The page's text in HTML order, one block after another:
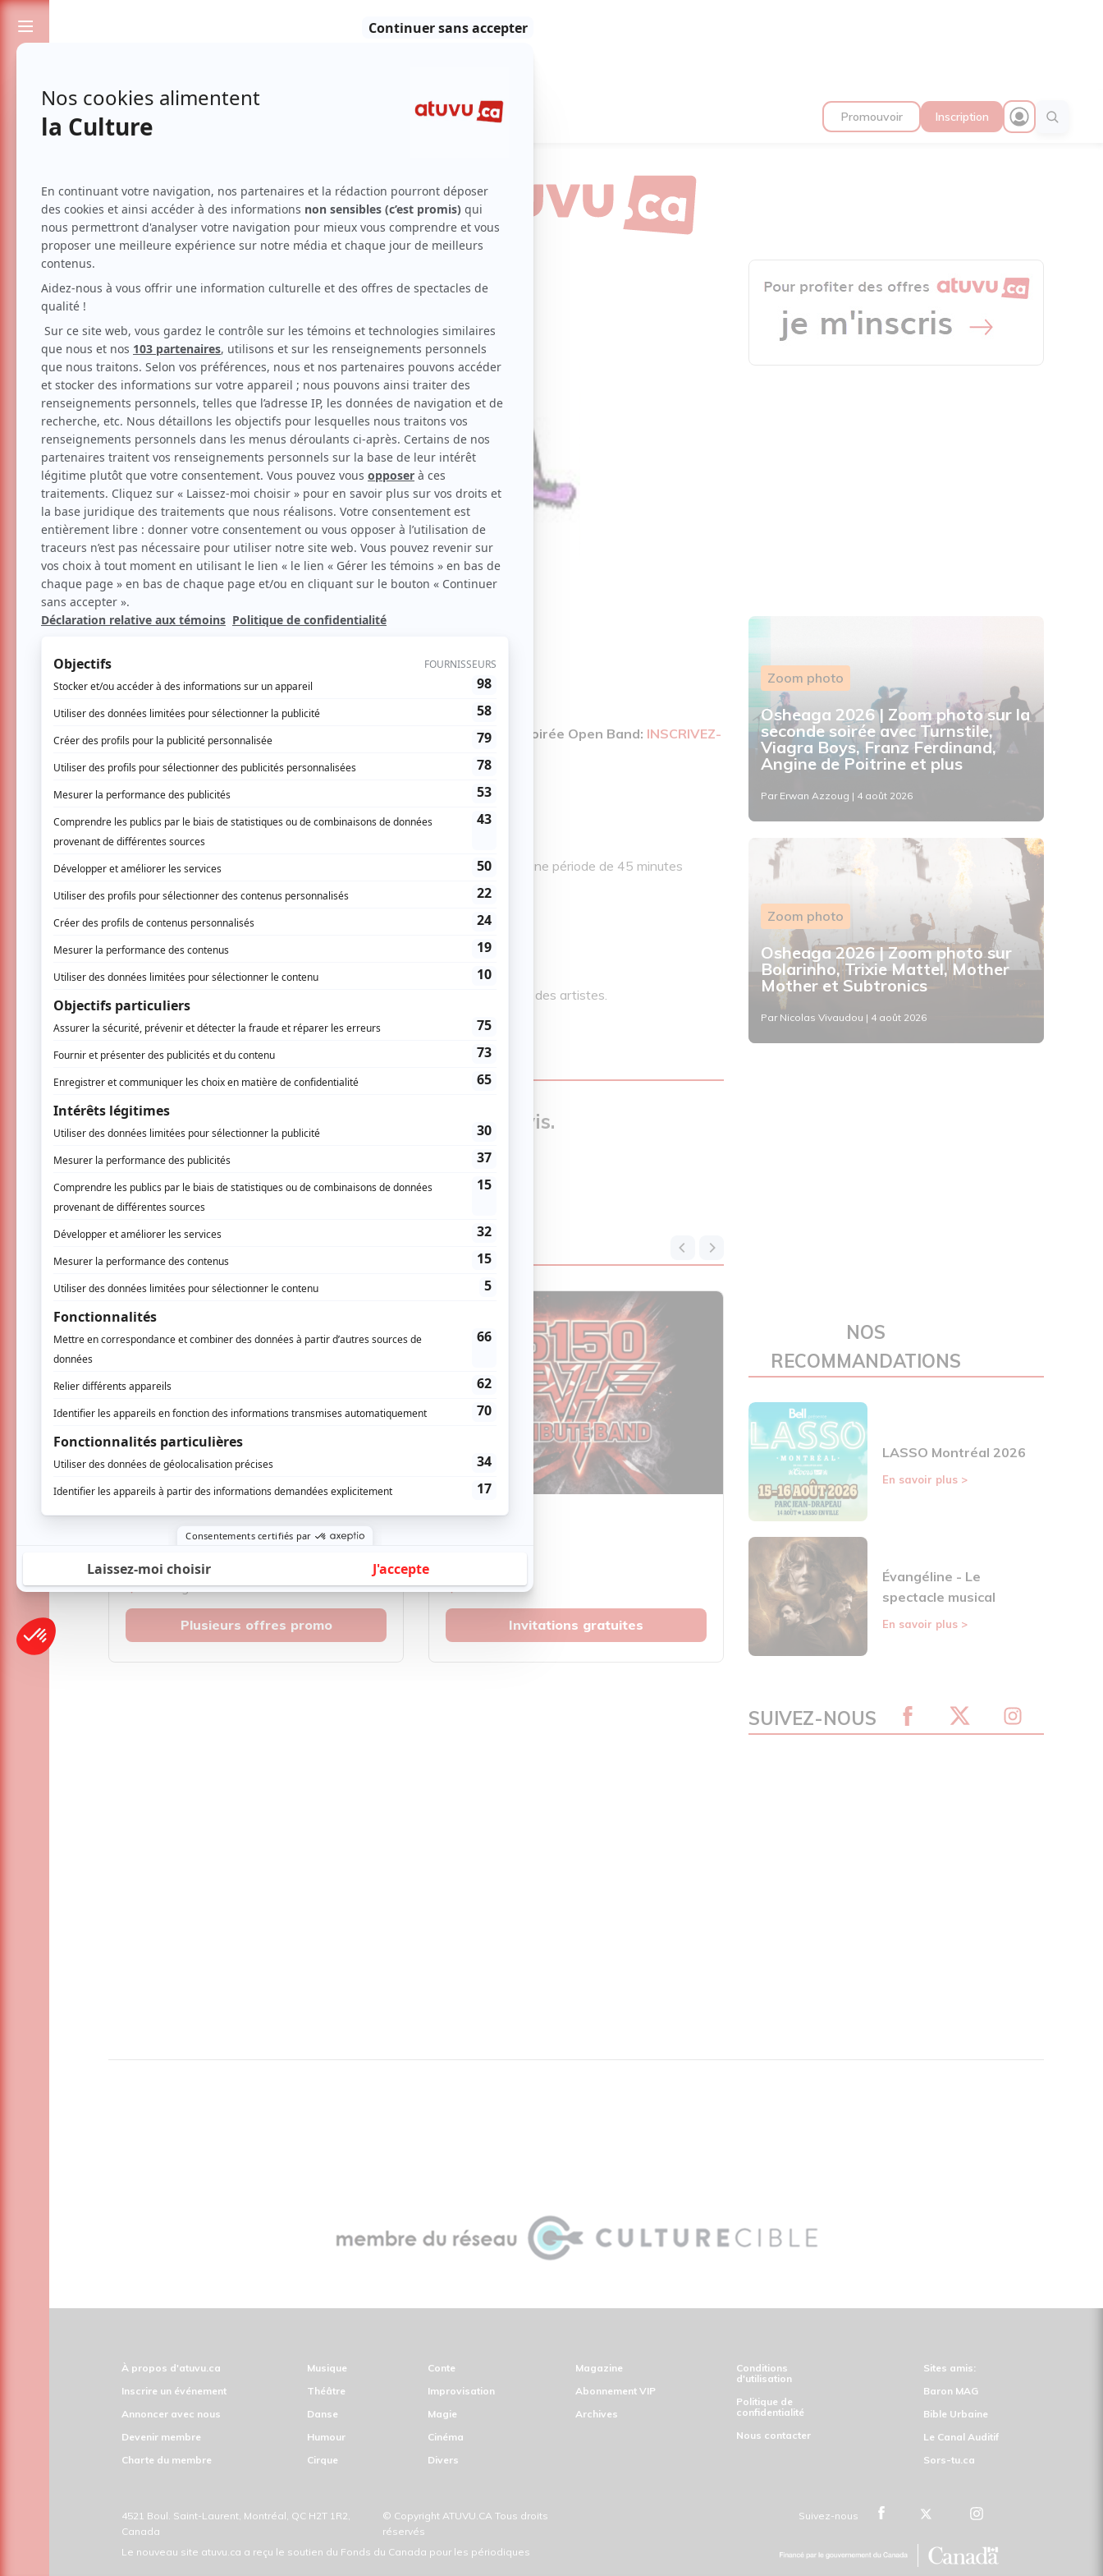
Passionnés de spectacles et de culture Promouvoir Inscription
Musique
Aucune offre promotionnelle disponible
Soyez les premiers avisés dès qu'il y aura une offre promo pour Soirée Open Band: INSCRIVEZ-
La Voix de la relève présente une "Soirée Open Band"
Des groupes de la Relève se présentent sur la scène de La Ripaille pour une période de 45 minutes
chacun. Le style musical de ces soirées se situe au niveau du pop rock.
pour entendre des extraits des artistes.
AUCUN COMMENTAIRE
Vous devez être connecté pour donner un avis.
Connectez-vous ici.
TOUTES LES OFFRES
Festival Colline
Musique Québécoise Pop franco Variété
Lac-Mégantic
Plusieurs offres promo
Musique Rock
Lavaltrie
Invitations gratuites
Zoom photo
Osheaga 2026 | Zoom photo sur la
seconde soirée avec Turnstile,
Viagra Boys, Franz Ferdinand,
Angine de Poitrine et plus
Par Erwan Azzoug | 4 août 2026
Zoom photo
Osheaga 2026 | Zoom photo sur
Bolarinho, Trixie Mattel, Mother
Mother et Subtronics
Par Nicolas Vivaudou | 4 août 2026
NOS
RECOMMANDATIONS
LASSO Montréal 2026
En savoir plus >
Évangéline - Le
spectacle musical
En savoir plus >
SUIVEZ-NOUS
À propos d'atuvu.ca
Inscrire un événement
Annoncer avec nous
Devenir membre
Charte du membre
Musique
Théâtre
Danse
Humour
Cirque
Conte
Improvisation
Magie
Cinéma
Divers
Magazine
Abonnement VIP
Archives
Conditions
d'utilisation
Politique de
confidentialité
Nous contacter
Sites amis:
Baron MAG
Bible Urbaine
Le Canal Auditif
Sors-tu.ca
4521 Boul. Saint-Laurent, Montréal, QC H2T 1R2,
Canada
© Copyright ATUVU.CA Tous droits
réservés
Suivez-nous
Le nouveau site atuvu.ca a reçu le soutien du Fonds du Canada pour les périodiques